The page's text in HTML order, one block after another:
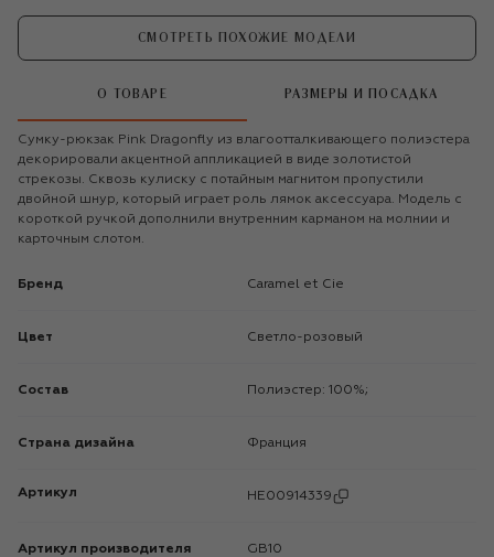
СМОТРЕТЬ ПОХОЖИЕ МОДЕЛИ
О ТОВАРЕ РАЗМЕРЫ И ПОСАДКА
Сумку-рюкзак Pink Dragonfly из влагоотталкивающего полиэстера
декорировали акцентной аппликацией в виде золотистой
стрекозы. Сквозь кулиску с потайным магнитом пропустили
двойной шнур, который играет роль лямок аксессуара. Модель с
короткой ручкой дополнили внутренним карманом на молнии и
карточным слотом.
Бренд Caramel et Cie
Цвет Светло-розовый
Состав Полиэстер: 100%;
Страна дизайна Франция
Артикул HE00914339
Артикул производителя GB10